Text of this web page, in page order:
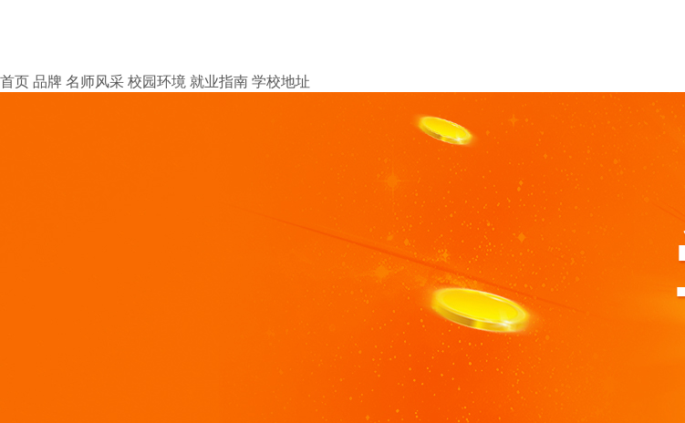
首页 品牌 名师风采 校园环境 就业指南 学校地址